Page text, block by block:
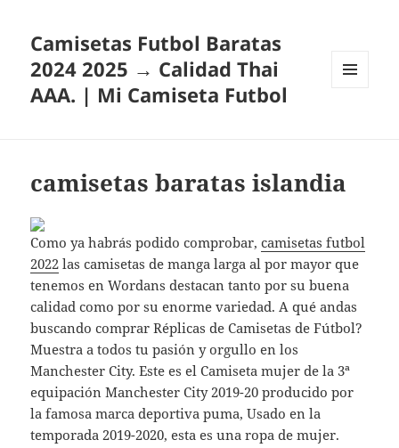
Camisetas Futbol Baratas
2024 2025 → Calidad Thai
AAA. | Mi Camiseta Futbol
camisetas baratas islandia
Como ya habrás podido comprobar,camisetas futbol
2022 las camisetas de manga larga al por mayor que
tenemos en Wordans destacan tanto por su buena
calidad como por su enorme variedad. A qué andas
buscando comprar Réplicas de Camisetas de Fútbol?
Muestra a todos tu pasión y orgullo en los
Manchester City. Este es el Camiseta mujer de la 3ª
equipación Manchester City 2019-20 producido por
la famosa marca deportiva puma, Usado en la
temporada 2019-2020, esta es una ropa de mujer.